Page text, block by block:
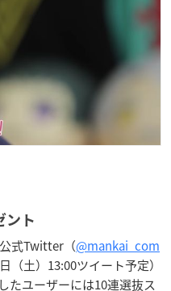
ント
式Twitter（@mankai_com
（土）13:00ツイート予定）
たユーザーには10連選抜ス